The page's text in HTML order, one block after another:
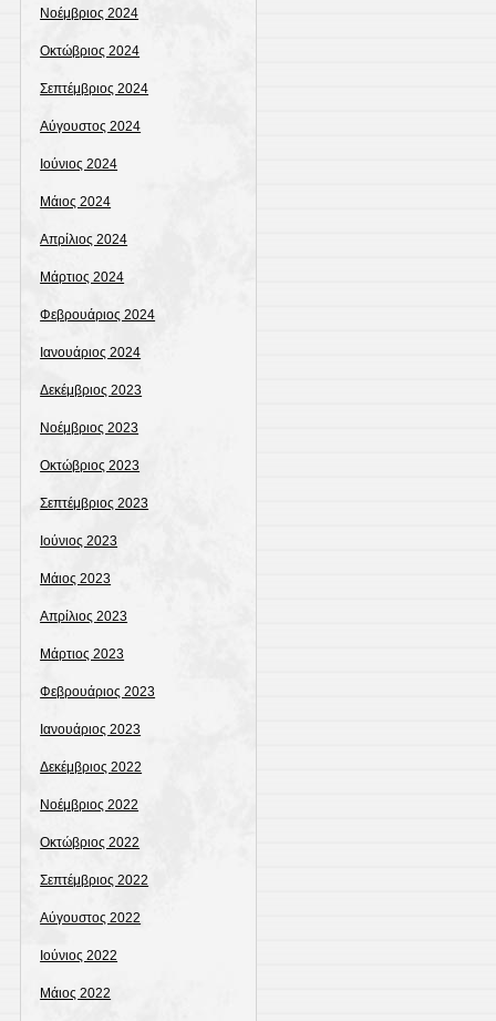
Νοέμβριος 2024
Οκτώβριος 2024
Σεπτέμβριος 2024
Αύγουστος 2024
Ιούνιος 2024
Μάιος 2024
Απρίλιος 2024
Μάρτιος 2024
Φεβρουάριος 2024
Ιανουάριος 2024
Δεκέμβριος 2023
Νοέμβριος 2023
Οκτώβριος 2023
Σεπτέμβριος 2023
Ιούνιος 2023
Μάιος 2023
Απρίλιος 2023
Μάρτιος 2023
Φεβρουάριος 2023
Ιανουάριος 2023
Δεκέμβριος 2022
Νοέμβριος 2022
Οκτώβριος 2022
Σεπτέμβριος 2022
Αύγουστος 2022
Ιούνιος 2022
Μάιος 2022